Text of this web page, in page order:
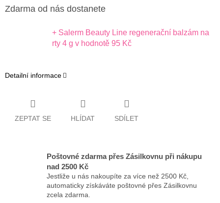
Zdarma od nás dostanete
+ Salerm Beauty Line regenerační balzám na
rty 4 g v hodnotě 95 Kč
Detailní informace
ZEPTAT SE HLÍDAT SDÍLET
Poštovné zdarma přes Zásilkovnu při nákupu
nad 2500 Kč
Jestliže u nás nakoupíte za více než 2500 Kč,
automaticky získáváte poštovné přes Zásilkovnu
zcela zdarma.